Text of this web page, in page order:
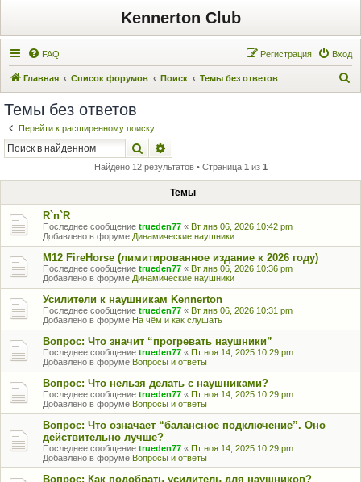
Kennerton Club
FAQ Вход
Регистрация
Главная Список форумов Поиск Темы без ответов
Темы без ответов
Перейти к расширенному поиску
Поиск
Найдено 12 результатов • Страница 1 из 1
Темы
R`n`R
Последнее сообщение trueden77 « Вт янв 06, 2026 10:42 pm
Добавлено в форуме Динамические наушники
M12 FireHorse (лимитированное издание к 2026 году)
Последнее сообщение trueden77 « Вт янв 06, 2026 10:36 pm
Добавлено в форуме Динамические наушники
Усилители к наушникам Kennerton
Последнее сообщение trueden77 « Вт янв 06, 2026 10:31 pm
Добавлено в форуме На чём и как слушать
Вопрос: Что значит “прогревать наушники”
Последнее сообщение trueden77 « Пт ноя 14, 2025 10:29 pm
Добавлено в форуме Вопросы и ответы
Вопрос: Что нельзя делать с наушниками?
Последнее сообщение trueden77 « Пт ноя 14, 2025 10:29 pm
Добавлено в форуме Вопросы и ответы
Вопрос: Что означает “балансное подключение”. Оно
действительно лучше?
Последнее сообщение trueden77 « Пт ноя 14, 2025 10:29 pm
Добавлено в форуме Вопросы и ответы
Вопрос: Как подобрать усилитель для наушников?